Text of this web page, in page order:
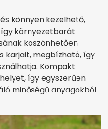
könnyen kezelhető,
környezetbarát
köszönhetően
karjait, megbízható, így
Kompakt
így egyszerűen
minőségű anyagokból